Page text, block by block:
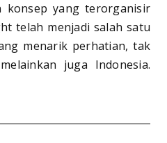
konsep yang terorganisir
telah menjadi salah satu
menarik perhatian, tak
juga Indonesia.